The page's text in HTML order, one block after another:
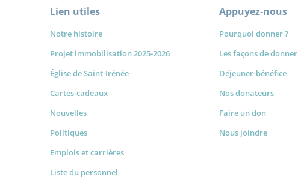
Lien utiles
Notre histoire
Projet immobilisation 2025-2026
Église de Saint-Irénée
Cartes-cadeaux
Nouvelles
Politiques
Emplois et carrières
Liste du personnel
Appuyez-nous
Pourquoi donner ?
Les façons de donner
Déjeuner-bénéfice
Nos donateurs
Faire un don
Nous joindre